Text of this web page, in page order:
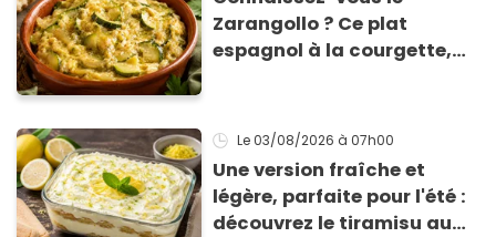
Zarangollo ? Ce plat
espagnol à la courgette,
Le 03/08/2026 à 07h00
Une version fraîche et
légère, parfaite pour l'été :
découvrez le tiramisu au